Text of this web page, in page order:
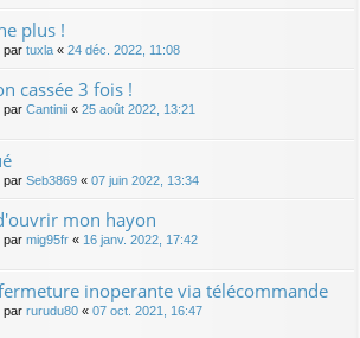
plus !
par tuxla « 24 déc. 2022, 11:08
cassée 3 fois !
par Cantinii « 25 août 2022, 13:21
par Seb3869 « 07 juin 2022, 13:34
mon hayon
par mig95fr « 16 janv. 2022, 17:42
inoperante via télécommande
par rurudu80 « 07 oct. 2021, 16:47